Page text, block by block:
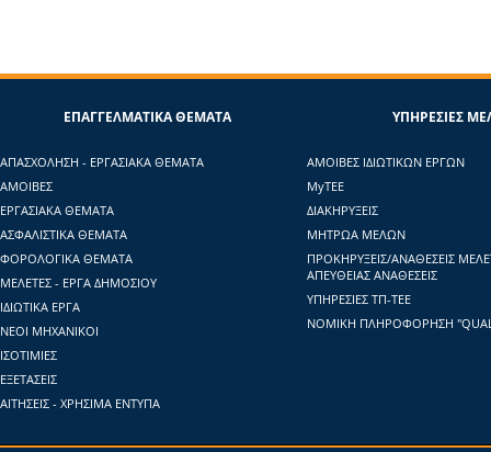
ΕΠΑΓΓΕΛΜΑΤΙΚΑ ΘΕΜΑΤΑ
ΑΠΑΣΧΟΛΗΣΗ - ΕΡΓΑΣΙΑΚΑ ΘΕΜΑΤΑ
ΑΜΟΙΒΕΣ
ΕΡΓΑΣΙΑΚΑ ΘΕΜΑΤΑ
ΑΣΦΑΛΙΣΤΙΚΑ ΘΕΜΑΤΑ
ΦΟΡΟΛΟΓΙΚΑ ΘΕΜΑΤΑ
ΜΕΛΕΤΕΣ - ΕΡΓΑ ΔΗΜΟΣΙΟΥ
ΙΔΙΩΤΙΚΑ ΕΡΓΑ
ΝΕΟΙ ΜΗΧΑΝΙΚΟΙ
ΙΣΟΤΙΜΙΕΣ
ΕΞΕΤΑΣΕΙΣ
ΑΙΤΗΣΕΙΣ - ΧΡΗΣΙΜΑ ΕΝΤΥΠΑ
ΥΠΗΡΕΣΙΕΣ
ΑΜΟΙΒΕΣ ΙΔΙΩΤΙΚΩΝ ΕΡΓΩΝ
ΜyTΕΕ
ΔΙΑΚΗΡΥΞΕΙΣ
ΜΗΤΡΩΑ ΜΕΛΩΝ
ΠΡΟΚΗΡΥΞΕΙΣ/ΑΝΑΘΕΣΕΙΣ
ΑΠΕΥΘΕΙΑΣ ΑΝΑΘΕΣΕΙΣ
ΥΠΗΡΕΣΙΕΣ ΤΠ-ΤΕΕ
ΝΟΜΙΚΗ ΠΛΗΡΟΦΟΡΗΣΗ